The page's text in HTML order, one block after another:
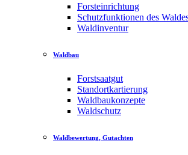
Forsteinrichtung
Schutzfunktionen des
Waldinventur
Waldbau
Forstsaatgut
Standortkartierung
Waldbaukonzepte
Waldschutz
Waldbewertung, Gutachten